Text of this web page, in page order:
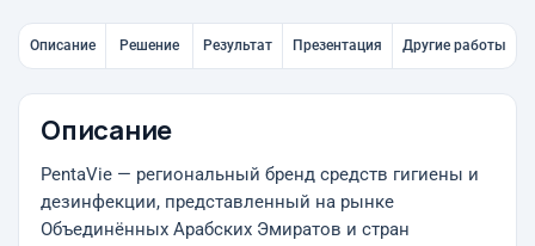
Описание Решение Результат Презентация Другие работы
Описание
PentaVie — региональный бренд средств гигиены и
дезинфекции, представленный на рынке
Объединённых Арабских Эмиратов и стран